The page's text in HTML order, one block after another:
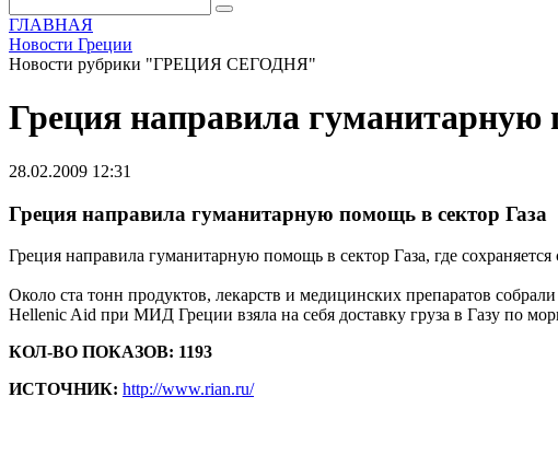
ГЛАВНАЯ
Новости Греции
Новости рубрики "ГРЕЦИЯ СЕГОДНЯ"
Греция направила гуманитарную
28.02.2009 12:31
Греция направила гуманитарную помощь в сектор Газа
Греция направила гуманитарную помощь в сектор Газа, где
Около ста тонн продуктов, лекарств и медицинских препаратов
Hellenic Aid при МИД Греции взяла на себя доставку груза в Газу по
КОЛ-ВО ПОКАЗОВ: 1193
ИСТОЧНИК: http://www.rian.ru/